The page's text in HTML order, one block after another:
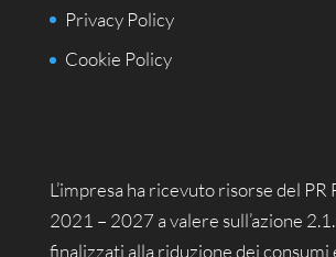
Privacy Policy
Cookie Policy
L’impresa ha ricevuto risorse del PR
2021 – 2027 a valere sull’azione
finalizzati alla riduzione dei